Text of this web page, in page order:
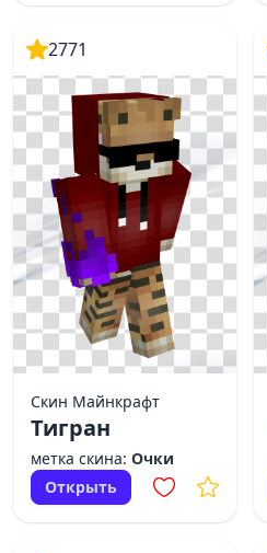
2771
Скин Майнкрафт
Тигран
метка скина: Очки
Открыть